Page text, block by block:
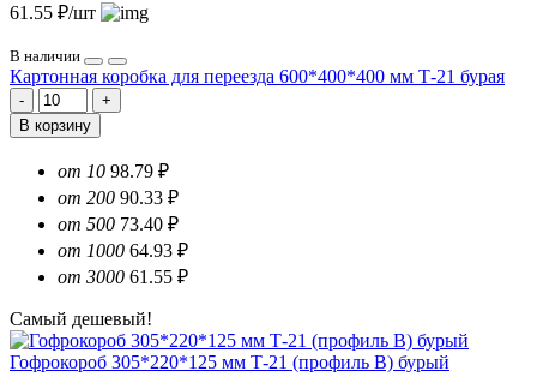
61.55 ₽/шт
В наличии
Картонная коробка для переезда 600*400*400 мм Т-21 бурая
В корзину
от 10 98.79 ₽
от 200 90.33 ₽
от 500 73.40 ₽
от 1000 64.93 ₽
от 3000 61.55 ₽
Самый дешевый!
Гофрокороб 305*220*125 мм Т-21 (профиль B) бурый